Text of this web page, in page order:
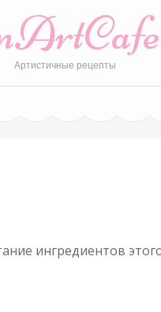
Артистичные рецепты
ингредиентов